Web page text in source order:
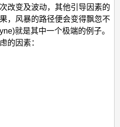
改变及波动，其他引导因素的
，风暴的路径便会变得飘忽不
就是其中一个极端的例子。
的因素：